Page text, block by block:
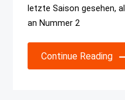
letzte Saison gesehen,
an Nummer 2
Continue Reading